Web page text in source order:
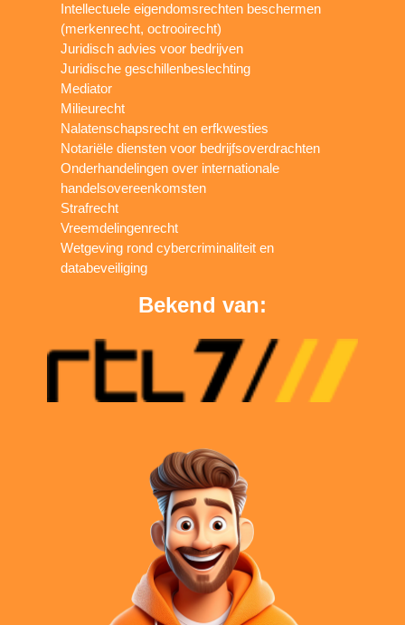
Intellectuele eigendomsrechten beschermen
(merkenrecht, octrooirecht)
Juridisch advies voor bedrijven
Juridische geschillenbeslechting
Mediator
Milieurecht
Nalatenschapsrecht en erfkwesties
Notariële diensten voor bedrijfsoverdrachten
Onderhandelingen over internationale
handelsovereenkomsten
Strafrecht
Vreemdelingenrecht
Wetgeving rond cybercriminaliteit en
databeveiliging
Bekend van: